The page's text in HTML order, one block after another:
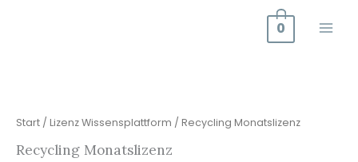
0
Start / Lizenz Wissensplattform / Recycling Monatslizenz
Recycling Monatslizenz
Menge